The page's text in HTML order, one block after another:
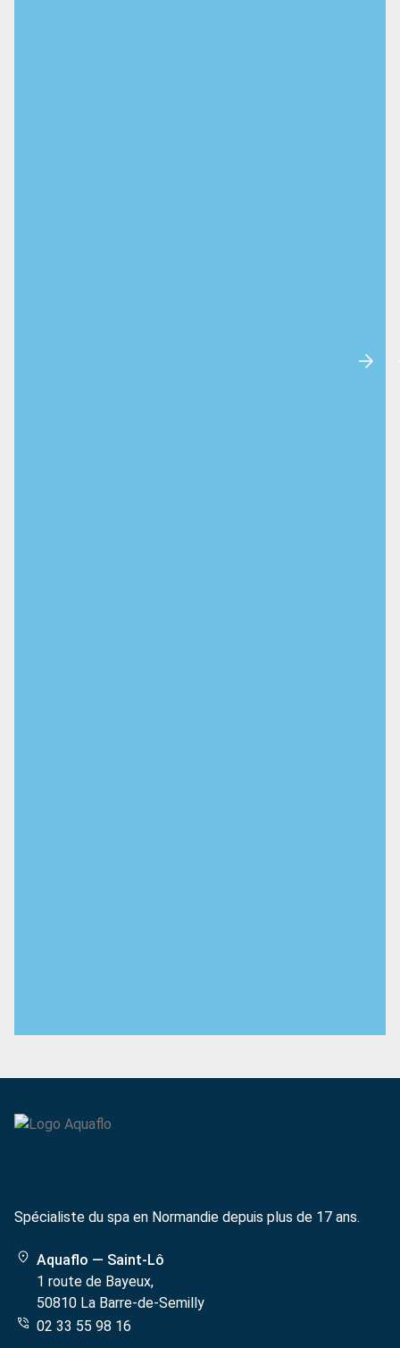
Spécialiste du spa en Normandie depuis plus de 17 ans.
Aquaflo — Saint-Lô
1 route de Bayeux,
50810 La Barre-de-Semilly
02 33 55 98 16